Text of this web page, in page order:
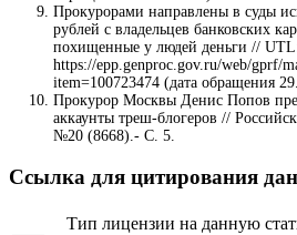
Прокурорами направлены в суды
рублей с владельцев банковских
похищенные у людей деньги //
https://epp.genproc.gov.ru/web/gprf/
item=100723474 (дата обращения
Прокурор Москвы Денис Попов
аккаунты треш-блогеров //
№20 (8668).- С. 5.
Ссылка для цитирования
Тип лицензии на данную